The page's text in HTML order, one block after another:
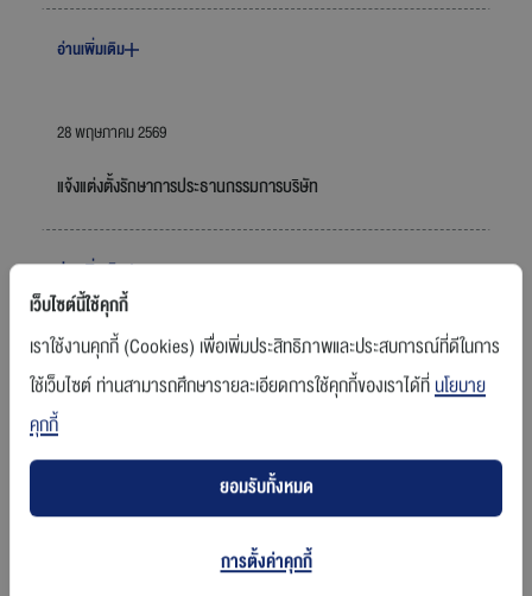
อ่านเพิ่มเติม
28 พฤษภาคม 2569
แจ้งแต่งตั้งรักษาการประธานกรรมการบริษัท
อ่านเพิ่มเติม
12 พฤษภาคม 2569
คำอธิบายและวิเคราะห์ของฝ่ายจัดการ ไตรมาสที่ 1 สิ้นสุดวันที่ 31
มี.ค. 2569
อ่านเพิ่มเติม
เว็บไซต์นี้ใช้คุกกี้
เราใช้งานคุกกี้ (Cookies) เพื่อเพิ่มประสิทธิภาพและประสบการณ์ที่ดีในการ
ใช้เว็บไซต์ ท่านสามารถศึกษารายละเอียดการใช้คุกกี้ของเราได้ที่นโยบาย
คุกกี้
ยอมรับทั้งหมด
การตั้งค่าคุกกี้